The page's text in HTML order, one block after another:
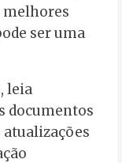
melhores
ser uma
leia
documentos
atualizações